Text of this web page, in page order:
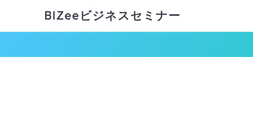
BIZeeビジネスセミナー